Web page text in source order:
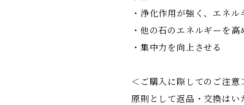
・浄化作用が強く、エネ
・他の石のエネルギーを高
・集中力を向上させる
＜ご購入に際してのご注意
原則として返品・交換はい